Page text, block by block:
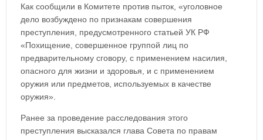
Как сообщили в Комитете против пыток, «уголовное
дело возбуждено по признакам совершения
преступления, предусмотренного статьей УК РФ
«Похищение, совершенное группой лиц по
предварительному сговору, с применением насилия,
опасного для жизни и здоровья, и с применением
оружия или предметов, используемых в качестве
оружия».
Ранее за проведение расследования этого
преступления высказался глава Совета по правам